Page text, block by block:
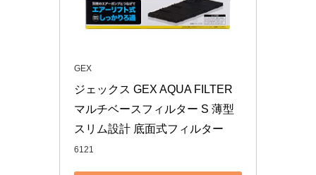
GEX
ジェックス GEX AQUA FILTER
マルチベースフィルター S 薄型
スリム設計 底面式フィルター
6121